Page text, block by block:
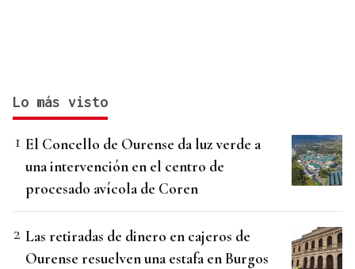
Lo más visto
El Concello de Ourense da luz verde a
una intervención en el centro de
procesado avícola de Coren
Las retiradas de dinero en cajeros de
Ourense resuelven una estafa en Burgos